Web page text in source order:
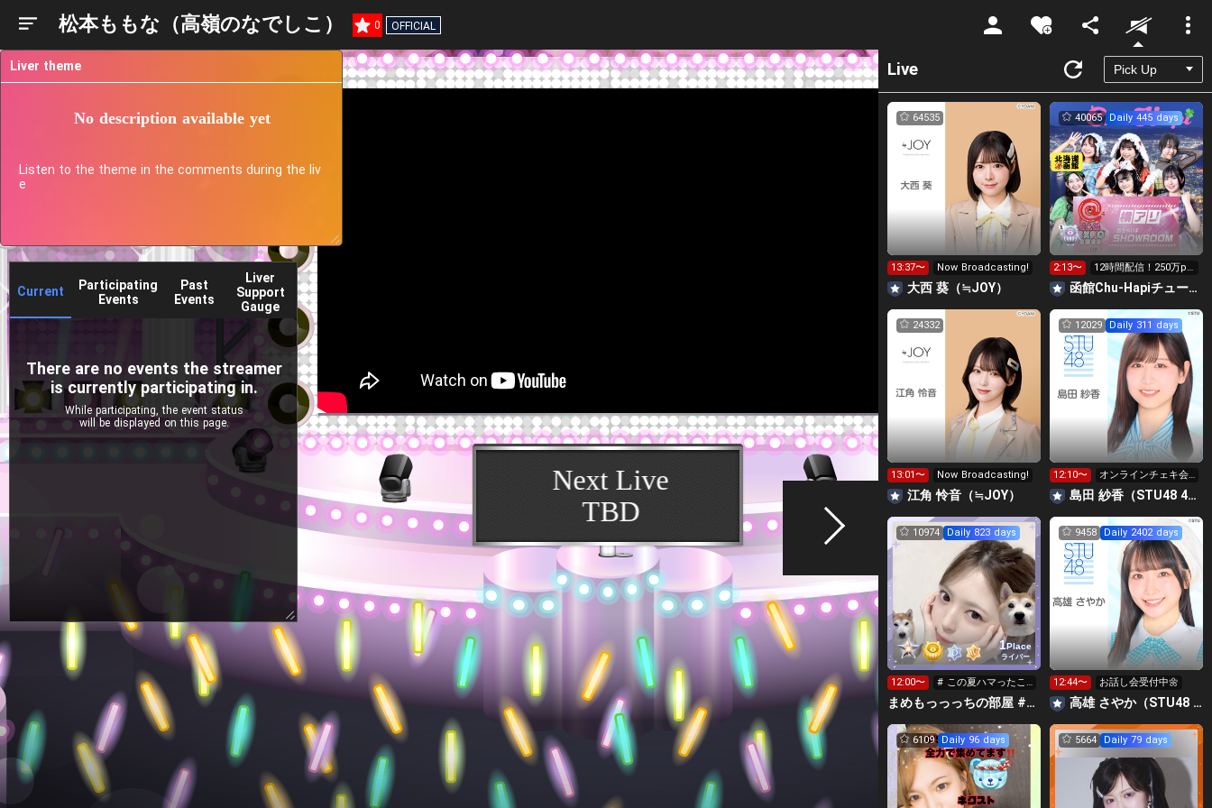
松本ももな（高嶺のなでしこ） 0 OFFICIAL
Unmute
Current
Participating
Events
Past
Events
Liver
Support
Gauge
There are no events the streamer
is currently participating in.
While participating, the event status
will be displayed on this page.
Liver theme
No description available yet
Listen to the theme in the comments during the liv
e
Live
64535
13:37〜 Now Broadcasting!
大西 葵（≒JOY）
40065 Daily 445 days
2:13〜
12時間配信！250万pt
横アリへGO‼️
函館Chu-Hapiチューハピ🌈
24332
13:01〜 Now Broadcasting!
江角 怜音（≒JOY）
12029 Daily 311 days
12:10〜
オンラインチェキ会
受付中！
島田 紗香（STU48 4期研究生）
1Place
ライバー
10974 Daily 823 days
12:00〜
# この夏ハマったこ
まめもっっっちの部屋 #Rリーグ🍑
9458 Daily 2402 days
12:44〜 お話し会受付中🌼
高雄 さやか（STU48 2期生）
6109 Daily 96 days 5664 Daily 79 days